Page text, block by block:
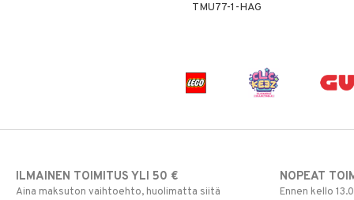
TMU77-1-HAG
ILMAINEN TOIMITUS YLI 50 €
Aina maksuton vaihtoehto, huolimatta siitä
NOPEAT
Ennen kello